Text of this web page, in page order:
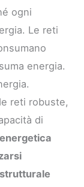
ogni
Le reti
energia.
reti robuste,
di